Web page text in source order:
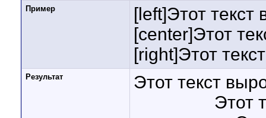
Пример
[left]Этот
[center]Этот
[right]Этот
Результат
Этот текст
Этот